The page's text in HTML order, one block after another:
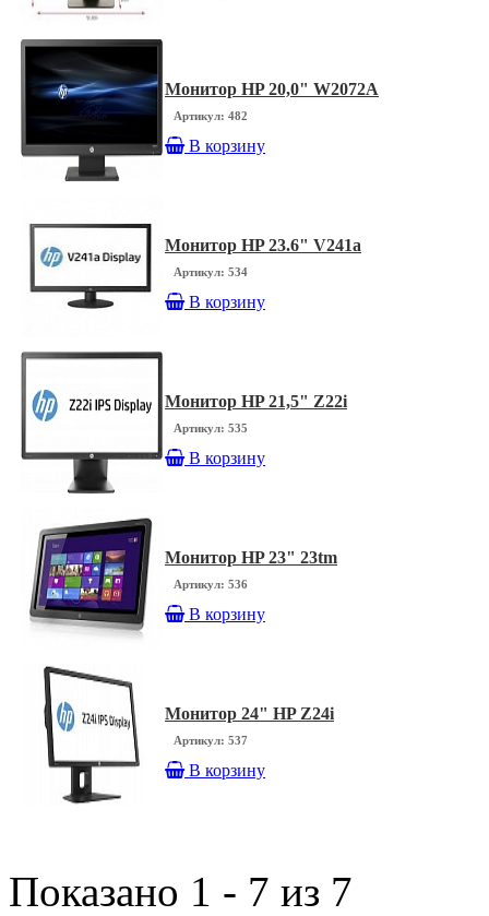
Монитор HP 20,0" W2072A
Артикул: 482
В корзину
Монитор HP 23.6" V241a
Артикул: 534
В корзину
Монитор HP 21,5" Z22i
Артикул: 535
В корзину
Монитор HP 23" 23tm
Артикул: 536
В корзину
Монитор 24" HP Z24i
Артикул: 537
В корзину
Показано 1 - 7 из 7